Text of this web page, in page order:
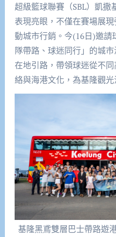
超級籃球聯賽（SBL）凱
表現亮眼，不僅在賽場展
動城市行銷。今(16日)邀
隊帶路、球迷同行」的城
在地引路，帶領球迷從不
絡與海港文化，為基隆觀光
基隆黑鳶雙層巴士帶路遊